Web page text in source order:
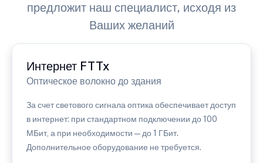
предложит наш специалист, исходя из
Ваших желаний
Интернет FTTx
Оптическое волокно до здания
За счет светового сигнала оптика обеспечивает доступ
в интернет: при стандартном подключении до 100
МБит, а при необходимости — до 1 ГБит.
Дополнительное оборудование не требуется.